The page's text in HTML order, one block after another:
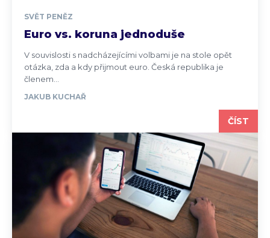
SVĚT PENĚZ
Euro vs. koruna jednoduše
V souvislosti s nadcházejícími volbami je na stole opět
otázka, zda a kdy přijmout euro. Česká republika je
členem...
JAKUB KUCHAŘ
ČÍST